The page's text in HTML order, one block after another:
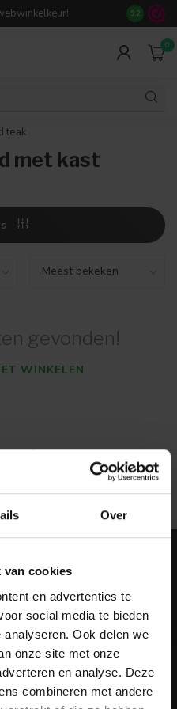
Over
van cookies
en advertenties te
social media te bieden
Ook delen we
onze site met onze
en analyse. Deze
combineren met andere
Meer dan
9.2
0
teak
met kast
gevonden!
WINKELEN
0van 0
aanbiedingen